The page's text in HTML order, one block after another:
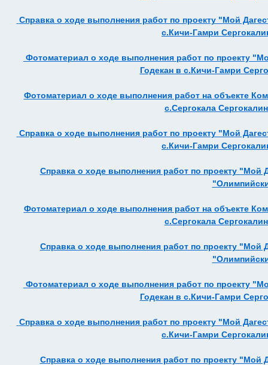
Справка о ходе выполнения работ по проекту "Мой
с.Кичи-Гамри
Фотоматериал о ходе выполнения работ по проекту
Годекан в с.Кичи-Гамри
Фотоматериал о ходе выполнения работ на объекте
с.Сергокала
Справка о ходе выполнения работ по проекту "Мой
с.Кичи-Гамри
Справка о ходе выполнения работ по проекту "Мой
Фотоматериал о ходе выполнения работ на объекте
с.Сергокала
Справка о ходе выполнения работ по проекту "Мой
Фотоматериал о ходе выполнения работ по проекту
Годекан в с.Кичи-Гамри
Справка о ходе выполнения работ по проекту "Мой
с.Кичи-Гамри
Справка о ходе выполнения работ по проекту "Мой